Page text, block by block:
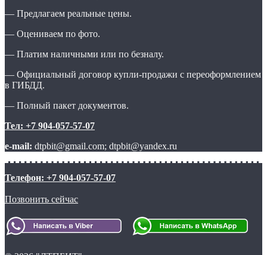
— Предлагаем реальные цены.
— Оцениваем по фото.
— Платим наличными или по безналу.
— Официальный договор купли-продажи с переоформлением
в ГИБДД.
— Полный пакет документов.
Тел: +7 904-057-57-07
e-mail: dtpbit@gmail.com; dtpbit@yandex.ru
Телефон: +7 904-057-57-07
Позвонить сейчас